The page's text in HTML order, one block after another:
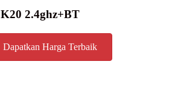
K20 2.4ghz+BT
Dapatkan Harga Terbaik